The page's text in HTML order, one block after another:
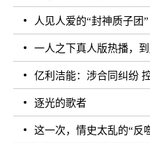
人见人爱的“封神质子团
一人之下真人版热播，
亿利洁能：涉合同纠纷
逐光的歌者
这一次，情史太乱的“反